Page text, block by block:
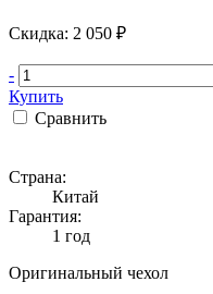
Cкидка: 2 050 ₽
-
Купить
Сравнить
Страна:
Китай
Гарантия:
1 год
Оригинальный чехол